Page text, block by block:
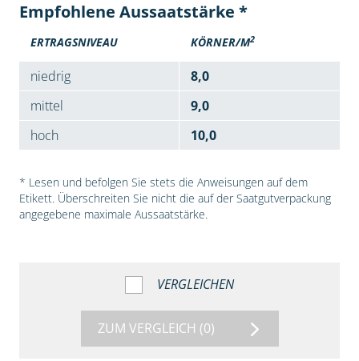
Empfohlene Aussaatstärke *
ERTRAGSNIVEAU KÖRNER/M2
niedrig
8,0
mittel
9,0
hoch
10,0
* Lesen und befolgen Sie stets die Anweisungen auf dem
Etikett. Überschreiten Sie nicht die auf der Saatgutverpackung
angegebene maximale Aussaatstärke.
VERGLEICHEN
ZUM VERGLEICH (0)